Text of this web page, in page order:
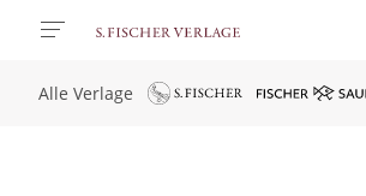
Alle Verlage